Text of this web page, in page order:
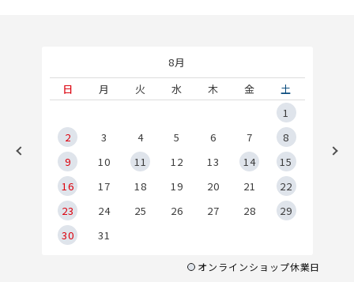
8月
日
月 火 水 木 金
土
1
2
3 4 5 6 7
8
9
10 11 12 13 14
15
16
17 18 19 20 21
22
23
24 25 26 27 28
29
30
31
オンラインショップ休業日